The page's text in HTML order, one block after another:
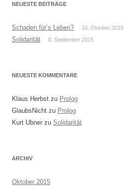
NEUESTE BEITRÄGE
Schaden für’s Leben? 15. Oktober 2015
Solidarität 8. September 2015
NEUESTE KOMMENTARE
Klaus Herbst zu Prolog
GlaubsNicht zu Prolog
Kurt Ubner zu Solidarität
ARCHIV
Oktober 2015